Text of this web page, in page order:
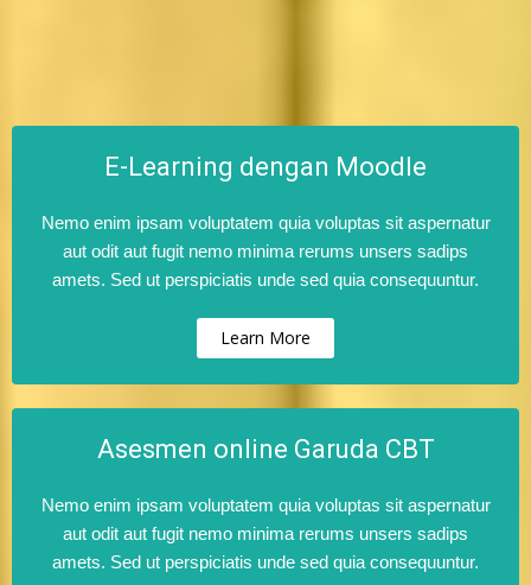
E-Learning dengan Moodle
Nemo enim ipsam voluptatem quia voluptas sit aspernatur
aut odit aut fugit nemo minima rerums unsers sadips
amets. Sed ut perspiciatis unde sed quia consequuntur.
Learn More
Asesmen online Garuda CBT
Nemo enim ipsam voluptatem quia voluptas sit aspernatur
aut odit aut fugit nemo minima rerums unsers sadips
amets. Sed ut perspiciatis unde sed quia consequuntur.